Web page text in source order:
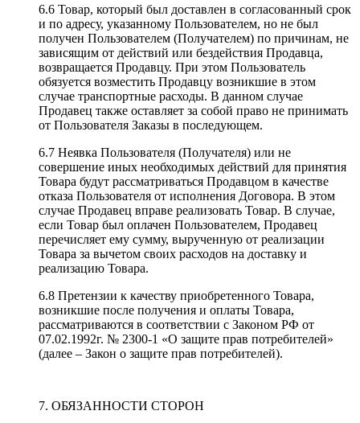
6.6 Товар, который был доставлен в согласованный срок
и по адресу, указанному Пользователем, но не был
получен Пользователем (Получателем) по причинам, не
зависящим от действий или бездействия Продавца,
возвращается Продавцу. При этом Пользователь
обязуется возместить Продавцу возникшие в этом
случае транспортные расходы. В данном случае
Продавец также оставляет за собой право не принимать
от Пользователя Заказы в последующем.
6.7 Неявка Пользователя (Получателя) или не
совершение иных необходимых действий для принятия
Товара будут рассматриваться Продавцом в качестве
отказа Пользователя от исполнения Договора. В этом
случае Продавец вправе реализовать Товар. В случае,
если Товар был оплачен Пользователем, Продавец
перечисляет ему сумму, вырученную от реализации
Товара за вычетом своих расходов на доставку и
реализацию Товара.
6.8 Претензии к качеству приобретенного Товара,
возникшие после получения и оплаты Товара,
рассматриваются в соответствии с Законом РФ от
07.02.1992г. № 2300-1 «О защите прав потребителей»
(далее – Закон о защите прав потребителей).
7. ОБЯЗАННОСТИ СТОРОН